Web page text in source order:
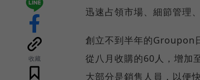
收藏
迅速占領市場、細節管理
創立不到半年的Groupon
從八月收購的60人，增加
大部分是銷售人員，以便